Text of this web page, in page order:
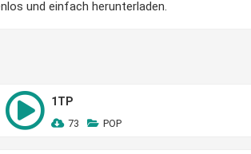
und einfach herunterladen.
1TP
73 POP